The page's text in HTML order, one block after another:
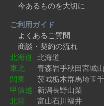
今あるものを大切に
ご利用ガイド
よくあるご質問
商談・契約の流れ
北海道 北海道
東北
青森岩手秋田宮城
関東
茨城栃木群馬埼玉
甲信越 新潟長野山梨
北陸
富山石川福井